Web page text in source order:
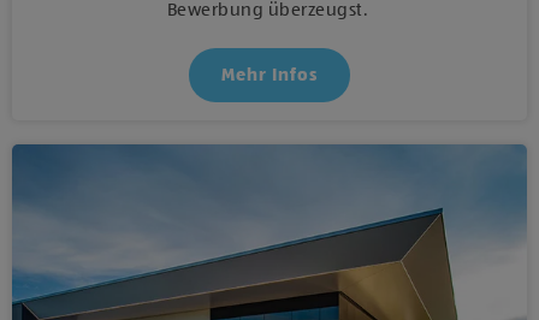
Bewerbung überzeugst.
Mehr Infos